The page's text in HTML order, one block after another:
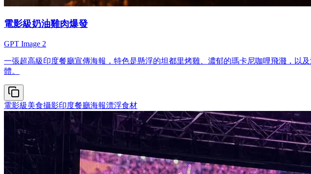
電影級奶油雞肉爆發
GPT Image 2
一張超高級印度餐廳宣傳海報，特色是懸浮的坦都里烤雞、濃郁的瑪卡尼咖哩飛濺，以
體。
電影級美食攝影印度餐廳海報漂浮食材